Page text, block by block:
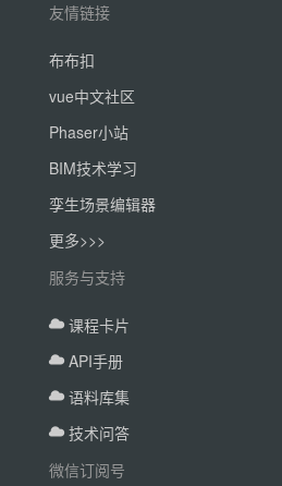
友情链接
布布扣
vue中文社区
Phaser小站
BIM技术学习
孪生场景编辑器
更多>>>
服务与支持
课程卡片
API手册
语料库集
技术问答
微信订阅号